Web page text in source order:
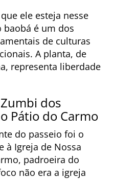
ele esteja nesse
baobá é um dos
de culturas
A planta, de
representa liberdade
dos
Pátio do Carmo
do passeio foi o
à Igreja de Nossa
padroeira do
não era a igreja